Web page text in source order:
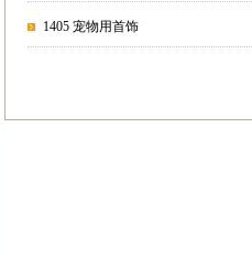
1405 宠物用首饰